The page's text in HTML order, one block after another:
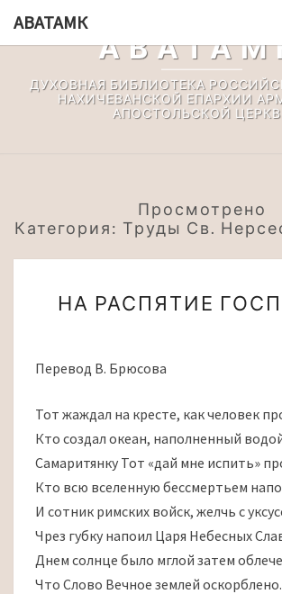
АВАТАМК
ДУХОВНАЯ БИБЛИОТЕКА
НАХИЧЕВАНСКОЙ ЕПАРХИИ
АПОСТОЛЬСКОЙ
Просмотрено
Категория: Труды Св.
НА РАСПЯТИЕ
Перевод В. Брюсова
Тот жаждал на кресте, как человек
Кто создал океан, наполненный
Самаритянку Тот «дай мне испить»
Кто всю вселенную бессмертьем
И сотник римских войск, желчь с
Чрез губку напоил Царя Небесных
Днем солнце было мглой затем
Что Слово Вечное землей оскорблено.